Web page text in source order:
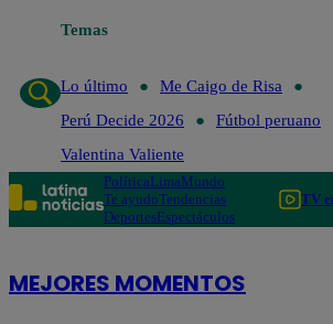
Temas
Me Caigo de Risa
Lo último
Me Caigo de Risa
Perú Decide 2026
Fútbol peruano
Valentina Valiente
PolíticaLimaMundo
Te ayudoTendencias
DeportesEspectáculos
TV
MEJORES MOMENTOS